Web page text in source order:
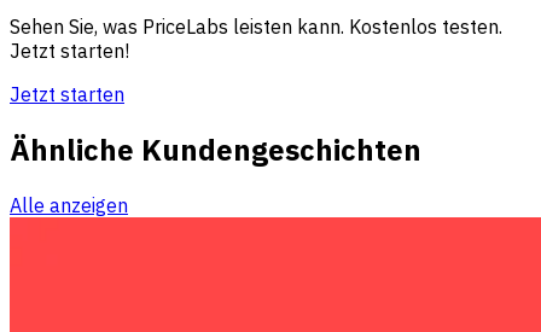
Sehen Sie, was PriceLabs leisten kann. Kostenlos testen.
Jetzt starten!
Jetzt starten
Ähnliche Kundengeschichten
Alle anzeigen